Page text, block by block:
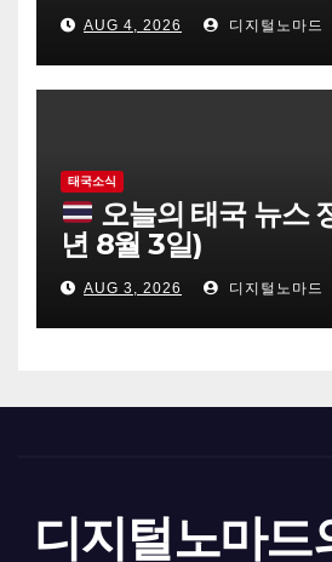
AUG 4, 2026 디지털노마드
태국소식
오늘의 태국 뉴스
년 8월 3일)
AUG 3, 2026 디지털노마드
디지털노마드